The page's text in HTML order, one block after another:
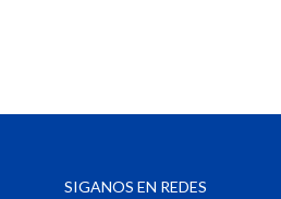
SIGANOS EN REDES